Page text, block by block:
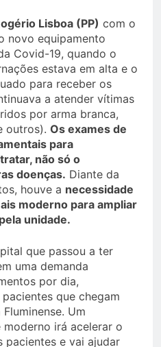
Lisboa (PP) com o
novo equipamento
Covid-19, quando o
estava em alta e o
para receber os
a atender vítimas
por arma branca,
outros). Os exames de
para
não só o
doenças. Diante da
houve a necessidade
moderno para ampliar
unidade.
que passou a ter
uma demanda
por dia,
que chegam
Um
irá acelerar o
pacientes e vai ajudar